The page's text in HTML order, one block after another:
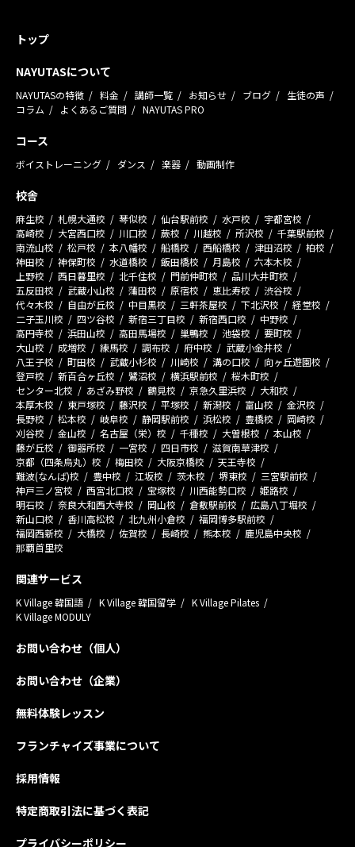
トップ
NAYUTASについて
NAYUTASの特徴 料金 講師一覧 お知らせ ブログ
生徒の声
コラム
よくあるご質問 NAYUTAS PRO
コース
ボイストレーニング ダンス 楽器 動画制作
校舎
麻生校 札幌大通校 琴似校 仙台駅前校 水戸校
宇都宮校
高崎校
大宮西口校 川口校 蕨校 川越校 所沢校
千葉駅前校
南流山校
松戸校 本八幡校 船橋校 西船橋校 津田沼校
柏校
神田校
神保町校 水道橋校 飯田橋校 月島校
六本木校
上野校
西日暮里校 北千住校 門前仲町校
品川大井町校
五反田校
武蔵小山校 蒲田校 原宿校 恵比寿校
渋谷校
代々木校
自由が丘校 中目黒校 三軒茶屋校 下北沢校
経堂校
二子玉川校
四ツ谷校 新宿三丁目校 新宿西口校
中野校
高円寺校
浜田山校 高田馬場校 巣鴨校 池袋校
要町校
大山校
成増校 練馬校 調布校 府中校
武蔵小金井校
八王子校
町田校 武蔵小杉校 川崎校 溝の口校
向ヶ丘遊園校
登戸校
新百合ヶ丘校 鷺沼校 横浜駅前校
桜木町校
センター北校
あざみ野校 鶴見校 京急久里浜校
大和校
本厚木校
東戸塚校 藤沢校 平塚校 新潟校 富山校
金沢校
長野校
松本校 岐阜校 静岡駅前校 浜松校 豊橋校
岡崎校
刈谷校
金山校 名古屋（栄）校 千種校 大曽根校
本山校
藤が丘校
御器所校 一宮校 四日市校
滋賀南草津校
京都（四条烏丸）校
梅田校 大阪京橋校
天王寺校
難波(なんば)校
豊中校 江坂校 茨木校 堺東校
三宮駅前校
神戸三ノ宮校
西宮北口校 宝塚校 川西能勢口校
姫路校
明石校
奈良大和西大寺校 岡山校 倉敷駅前校
広島八丁堀校
新山口校
香川高松校 北九州小倉校
福岡博多駅前校
福岡西新校
大橋校 佐賀校 長崎校 熊本校
鹿児島中央校
那覇首里校
関連サービス
K Village 韓国語 K Village 韓国留学
K Village Pilates
K Village MODULY
お問い合わせ（個人）
お問い合わせ（企業）
無料体験レッスン
フランチャイズ事業について
採用情報
特定商取引法に基づく表記
プライバシーポリシー